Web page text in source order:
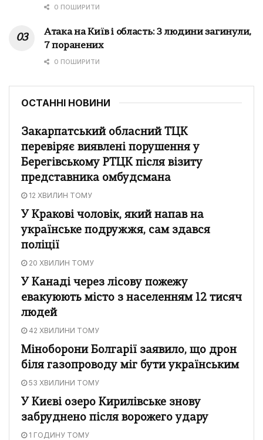
0 ПОШИРИТИ
Атака на Київ і область: 3 людини загинули,
7 поранених
0 ПОШИРИТИ
ОСТАННІ НОВИНИ
Закарпатський обласний ТЦК
перевіряє виявлені порушення у
Берегівському РТЦК після візиту
представника омбудсмана
12 ХВИЛИН ТОМУ
У Кракові чоловік, який напав на
українське подружжя, сам здався
поліції
20 ХВИЛИН ТОМУ
У Канаді через лісову пожежу
евакуюють місто з населенням 12 тисяч
людей
42 ХВИЛИНИ ТОМУ
Міноборони Болгарії заявило, що дрон
біля газопроводу міг бути українським
53 ХВИЛИНИ ТОМУ
У Києві озеро Кирилівське знову
забруднено після ворожего удару
1 ГОДИНУ ТОМУ